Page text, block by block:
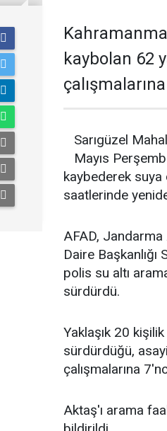
kaybolan 62
Sarıgüzel
Mayıs
kaybederek suya
saatlerinde
AFAD,
Daire
polis su altı
sürdürdü.
Yaklaşık 20
sürdürdüğü,
çalışmalarına
Aktaş'ı arama